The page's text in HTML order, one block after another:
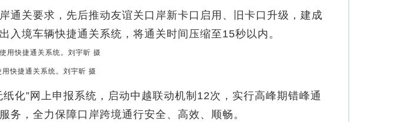
关要求，先后推动友谊关口岸新卡口启用、旧卡口升级，建成
境车辆快捷通关系统，将通关时间压缩至15秒以内。
用快捷通关系统。刘宇昕 摄
”网上申报系统，启动中越联动机制12次，实行高峰期错峰通
，全力保障口岸跨境通行安全、高效、顺畅。